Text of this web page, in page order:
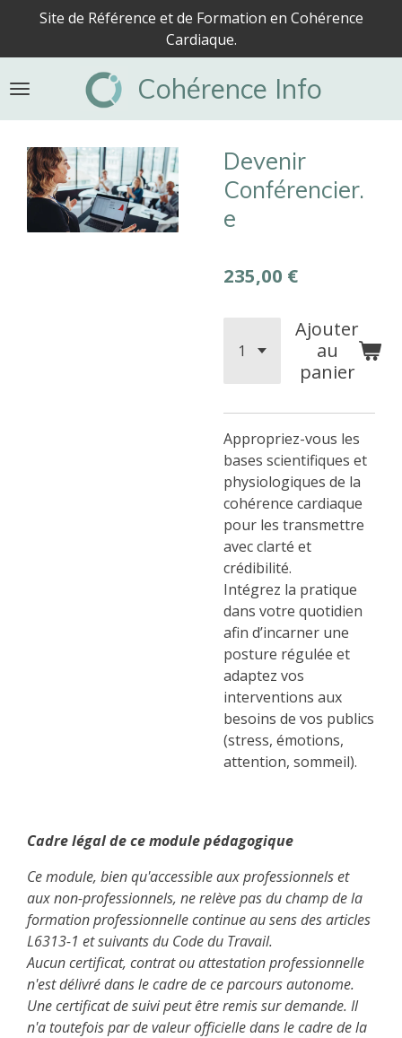
Passer
contenu
principal
Cohérence Info
Site de Référence et de Formation en Cohérence
Cardiaque.
Devenir
Conférencier.
e
235,00 €
Ajouter
au
panier
Appropriez-vous les
bases scientifiques et
physiologiques de la
cohérence cardiaque
pour les transmettre
avec clarté et
crédibilité.
Intégrez la pratique
dans votre quotidien
afin d’incarner une
posture régulée et
adaptez vos
interventions aux
besoins de vos publics
(stress, émotions,
attention, sommeil).
Cadre légal de ce module pédagogique
Ce module, bien qu'accessible aux professionnels et
aux non-professionnels, ne relève pas du champ de la
formation professionnelle continue au sens des articles
L6313-1 et suivants du Code du Travail.
Aucun certificat, contrat ou attestation professionnelle
n'est délivré dans le cadre de ce parcours autonome.
Une certificat de suivi peut être remis sur demande. Il
n'a toutefois par de valeur officielle dans le cadre de la